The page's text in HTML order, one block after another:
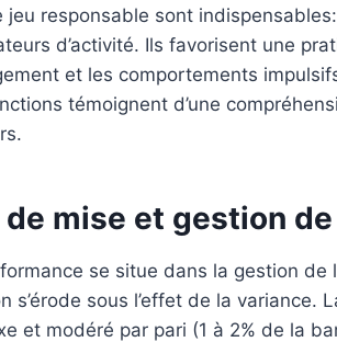
jeu responsable sont
d’activité. Ils favorisent une
et les comportements
témoignent d’une
mise et gestion
se situe dans la gestion de
s’érode sous l’effet de la variance.
et modéré par pari (1 à 2% de la